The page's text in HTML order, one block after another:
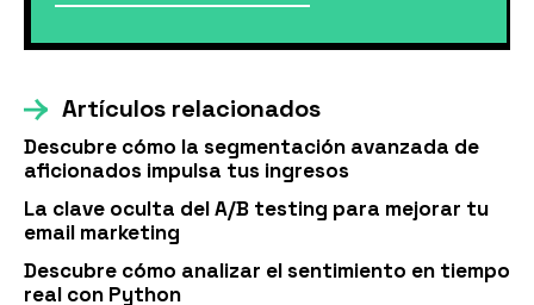
Artículos relacionados
Descubre cómo la segmentación avanzada de
aficionados impulsa tus ingresos
La clave oculta del A/B testing para mejorar tu
email marketing
Descubre cómo analizar el sentimiento en tiempo
real con Python